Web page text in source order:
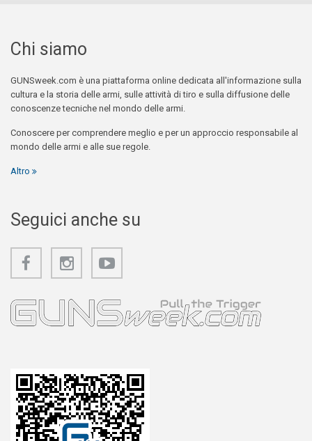
Chi siamo
GUNSweek.com è una piattaforma online dedicata all'informazione sulla
cultura e la storia delle armi, sulle attività di tiro e sulla diffusione delle
conoscenze tecniche nel mondo delle armi.
Conoscere per comprendere meglio e per un approccio responsabile al
mondo delle armi e alle sue regole.
Altro
Seguici anche su